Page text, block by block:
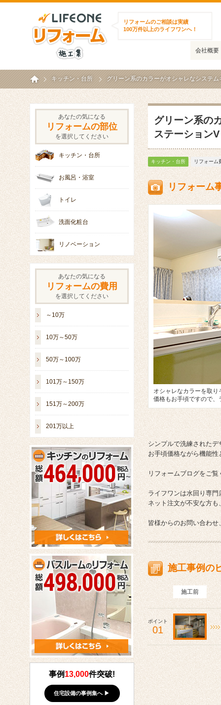
リフォームのご相談は実績
100万件以上のライフワンへ！
会社概要
ホームキッチン・台所 グリーン系のカラーがオシャレなシス
グリーン系
ステーションV
キッチン・台所 リフォーム
リフォーム
オシャレなカラーを取
価格もお手頃ですので
シンプルで洗練された
お手頃価格ながら機能
リフォームブログをご
ライフワンは水回り専
ネット注文が不安な方
皆様からのお問い合わ
施工事例の
施工前
ポイント
01
あなたの気になる
リフォームの部位
を選択してください
キッチン・台所
お風呂・浴室
トイレ
洗面化粧台
リノベーション
あなたの気になる
リフォームの費用
を選択してください
～10万
10万～50万
50万～100万
101万～150万
151万～200万
201万以上
事例 13,000件突破!
住宅設備の事例集へ ▶